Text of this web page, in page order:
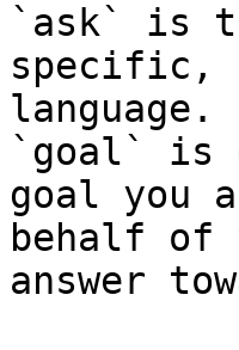
`ask` is
specific,
language.
`goal` is
goal you
behalf of
answer